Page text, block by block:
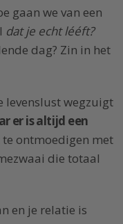
gaan we van een
dat je echt lééft?
dag? Zin in het
levenslust wegzuigt
er is altijd een
te ontmoedigen met
die totaal
en je relatie is